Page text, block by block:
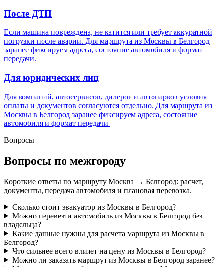
После ДТП
Если машина повреждена, не катится или требует аккуратной
погрузки после аварии. Для маршрута из Москвы в Белгород
заранее фиксируем адреса, состояние автомобиля и формат
передачи.
Для юридических лиц
Для компаний, автосервисов, дилеров и автопарков условия
оплаты и документов согласуются отдельно. Для маршрута из
Москвы в Белгород заранее фиксируем адреса, состояние
автомобиля и формат передачи.
Вопросы
Вопросы по межгороду
Короткие ответы по маршруту Москва → Белгород: расчет,
документы, передача автомобиля и плановая перевозка.
Сколько стоит эвакуатор из Москвы в Белгород?
Можно перевезти автомобиль из Москвы в Белгород без
владельца?
Какие данные нужны для расчета маршрута из Москвы в
Белгород?
Что сильнее всего влияет на цену из Москвы в Белгород?
Можно ли заказать маршрут из Москвы в Белгород заранее?